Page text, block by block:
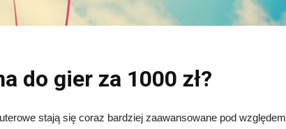
do gier za 1000 zł?
stają się coraz bardziej zaawansowane pod względem